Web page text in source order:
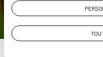
01 85